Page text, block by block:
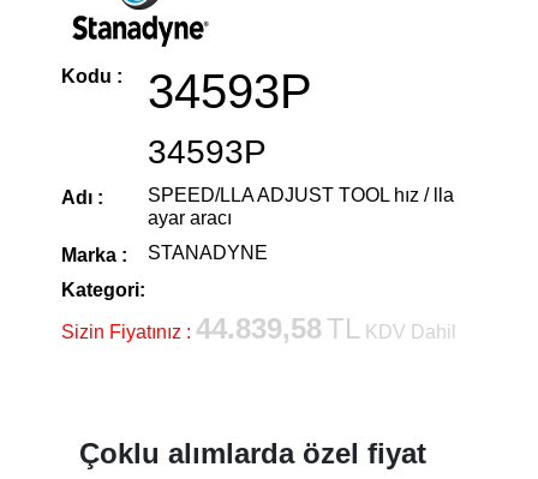
Kodu : 34593P
34593P
Adı :
SPEED/LLA ADJUST TOOL hız / lla
ayar aracı
Marka :
STANADYNE
Kategori:
Sizin Fiyatınız : 44.839,58TL KDV Dahil
Çoklu alımlarda özel fiyat